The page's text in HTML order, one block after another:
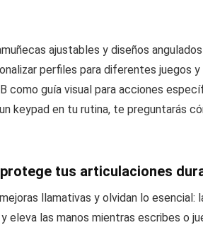
ajustables y diseños
perfiles para diferentes juegos
como guía visual para acciones
keypad en tu rutina, te preguntarás
tus articulaciones
llamativas y olvidan lo esencial:
eleva las manos mientras escribes o